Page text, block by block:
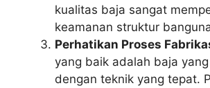
kualitas baja sangat
keamanan struktur
Perhatikan Proses
yang baik adalah baja
dengan teknik yang tepat.